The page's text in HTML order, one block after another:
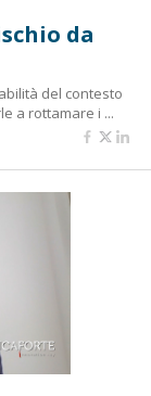
da
del contesto
a rottamare i ...